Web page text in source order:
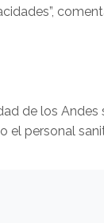
de los
el personal